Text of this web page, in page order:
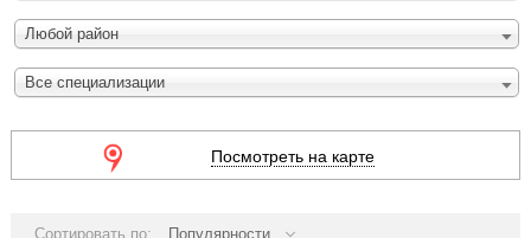
Любой район
Все специализации
Посмотреть на карте
Сортировать по: Популярности